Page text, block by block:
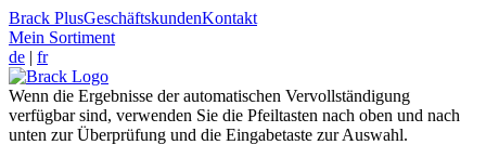
Brack PlusGeschäftskundenKontakt
Mein Sortiment
de | fr
Wenn die Ergebnisse der automatischen Vervollständigung
verfügbar sind, verwenden Sie die Pfeiltasten nach oben und nach
unten zur Überprüfung und die Eingabetaste zur Auswahl.